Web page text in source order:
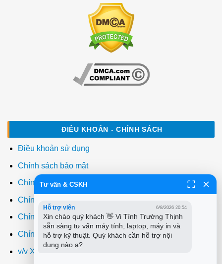
ĐIỀU KHOẢN - CHÍNH SÁCH
Điều khoản sử dụng
Chính sách bảo mật
Chính sách thanh toán
Chính sách giao hàng
Chính sách đổi trả
Chính sách bảo hành
v/v Xuất hóa đơn đỏ VAT
Tư vấn & CSKH
Hỗ trợ viên 6/8/2026 20:54
Xin chào quý khách 👋 Vi Tính Trường Thịnh
sẵn sàng tư vấn máy tính, laptop, máy in và
hỗ trợ kỹ thuật. Quý khách cần hỗ trợ nội
dung nào ạ?